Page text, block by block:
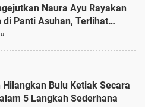
Naura Ayu Rayakan
di Panti Asuhan, Terlihat
Kaftan Cokelat
Hilangkan Bulu Ketiak Secara
5 Langkah Sederhana